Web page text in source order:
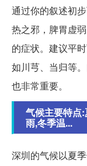
通过你的叙述初
热之邪，脾胃虚
的症状。建议平
如川芎、当归等
也非常重要。
气候主要特点
雨,冬季温...
深圳的气候以夏